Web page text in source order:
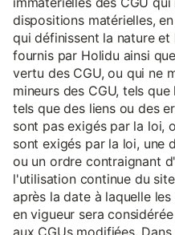
dispositions matérielles,
qui définissent la nature
fournis par Holidu ainsi
vertu des CGU, ou qui ne
mineurs des CGU, tels
tels que des liens ou des
sont pas exigés par la loi,
sont exigés par la loi, une
ou un ordre contraignant
l'utilisation continue du
après la date à laquelle
en vigueur sera